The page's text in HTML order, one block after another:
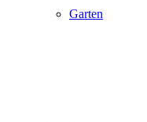
Garten